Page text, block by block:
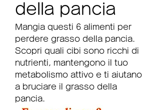
della pancia
Mangia questi 6 alimenti per
perdere grasso della pancia.
Scopri quali cibi sono ricchi di
nutrienti, mantengono il tuo
metabolismo attivo e ti aiutano
a bruciare il grasso della
pancia.